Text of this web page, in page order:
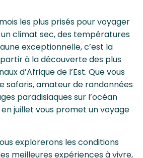
les plus prisés pour voyager
climat sec, des températures
exceptionnelle, c’est la
à la découverte des plus
d’Afrique de l’Est. Que vous
safaris, amateur de randonnées
paradisiaques sur l’océan
en juillet vous promet un voyage
explorerons les conditions
meilleures expériences à vivre,